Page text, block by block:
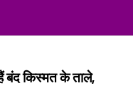
बंद किस्मत के ताले,